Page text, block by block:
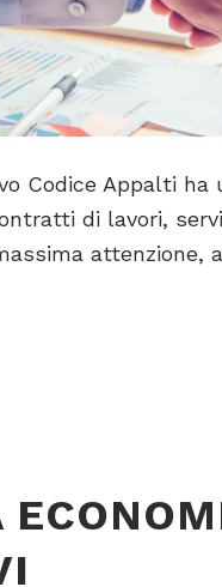
Codice Appalti
di lavori,
attenzione,